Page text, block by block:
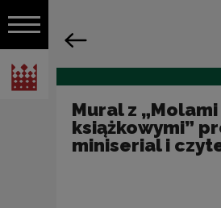
Open navigation
National Centre for Culture Poland
Navigation
Mural z „Molami
książkowymi”
miniserial i